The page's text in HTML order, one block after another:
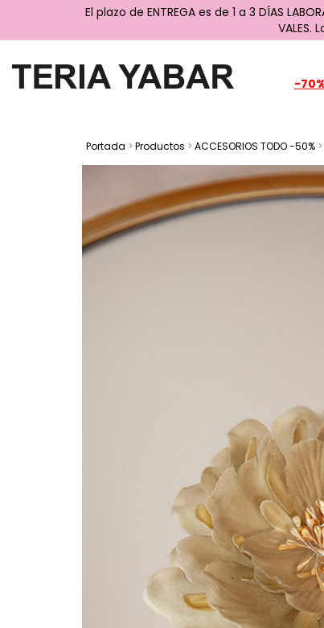
El plazo de ENTREGA es de 1 a 3 DÍAS
VALES.
-
Portada > Productos > ACCESORIOS TODO -50% >